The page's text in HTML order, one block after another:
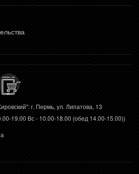
г. Пермь, ул. Липатова, 13
19.00 Вс - 10.00-18.00 (обед 14.00-15.00))